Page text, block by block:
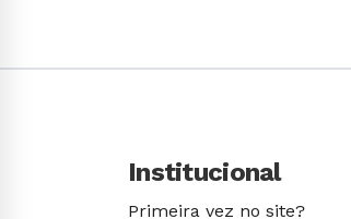
Institucional
Primeira vez no site?